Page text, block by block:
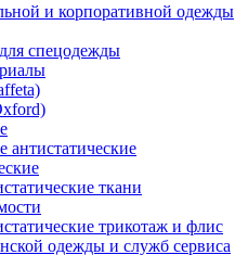
и корпоративной одежды
спецодежды
антистатические
ткани
трикотаж и флис
одежды и служб сервиса